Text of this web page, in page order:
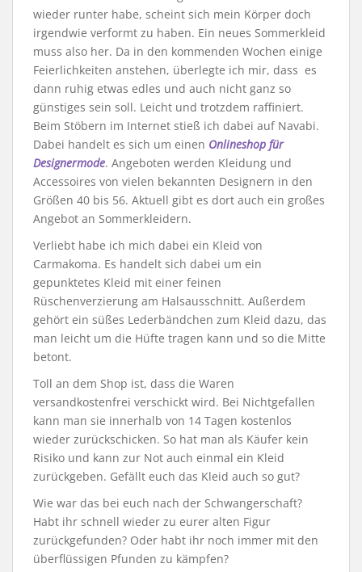
wieder runter habe, scheint sich mein Körper doch
irgendwie verformt zu haben. Ein neues Sommerkleid
muss also her. Da in den kommenden Wochen einige
Feierlichkeiten anstehen, überlegte ich mir, dass es
dann ruhig etwas edles und auch nicht ganz so
günstiges sein soll. Leicht und trotzdem raffiniert.
Beim Stöbern im Internet stieß ich dabei auf Navabi.
Dabei handelt es sich um einen Onlineshop für
Designermode. Angeboten werden Kleidung und
Accessoires von vielen bekannten Designern in den
Größen 40 bis 56. Aktuell gibt es dort auch ein großes
Angebot an Sommerkleidern.
Verliebt habe ich mich dabei ein Kleid von
Carmakoma. Es handelt sich dabei um ein
gepunktetes Kleid mit einer feinen
Rüschenverzierung am Halsausschnitt. Außerdem
gehört ein süßes Lederbändchen zum Kleid dazu, das
man leicht um die Hüfte tragen kann und so die Mitte
betont.
Toll an dem Shop ist, dass die Waren
versandkostenfrei verschickt wird. Bei Nichtgefallen
kann man sie innerhalb von 14 Tagen kostenlos
wieder zurückschicken. So hat man als Käufer kein
Risiko und kann zur Not auch einmal ein Kleid
zurückgeben. Gefällt euch das Kleid auch so gut?
Wie war das bei euch nach der Schwangerschaft?
Habt ihr schnell wieder zu eurer alten Figur
zurückgefunden? Oder habt ihr noch immer mit den
überflüssigen Pfunden zu kämpfen?